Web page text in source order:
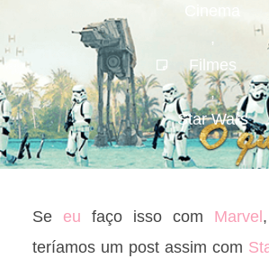
Cinema
,
Filmes
,
Star Wars
Se eu faço isso com Marvel
teríamos um post assim com